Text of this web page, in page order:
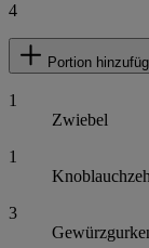
4
Portion
1
Zwiebel
1
3